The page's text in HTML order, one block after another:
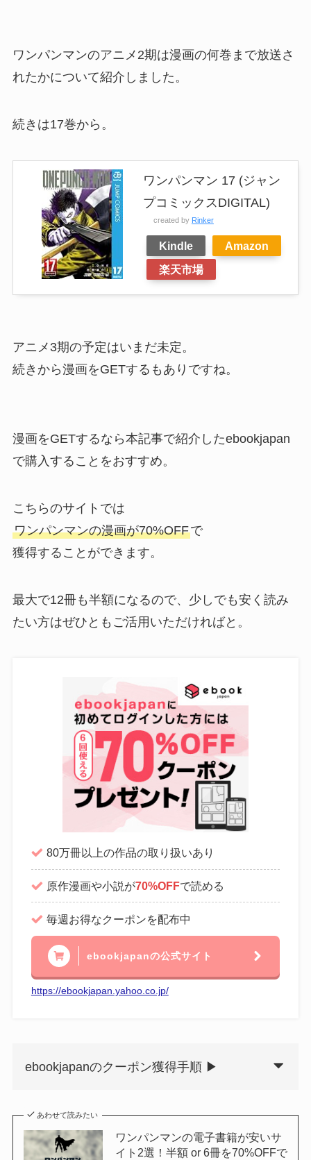
ワンパンマンのアニメ2期は漫画の何巻まで放送さ
れたかについて紹介しました。
続きは17巻から。
ワンパンマン 17 (ジャン
プコミックスDIGITAL)
created by Rinker
Kindle
Amazon
楽天市場
アニメ3期の予定はいまだ未定。
続きから漫画をGETするもありですね。
漫画をGETするなら本記事で紹介したebookjapan
で購入することをおすすめ。
こちらのサイトでは
ワンパンマンの漫画が70%OFFで
獲得することができます。
最大で12冊も半額になるので、少しでも安く読み
たい方はぜひともご活用いただければと。
80万冊以上の作品の取り扱いあり
原作漫画や小説が70%OFFで読める
毎週お得なクーポンを配布中
ebookjapanの公式サイト
https://ebookjapan.yahoo.co.jp/
ebookjapanのクーポン獲得手順 ▶
あわせて読みたい
ワンパンマンの電子書籍が安いサ
イト2選！半額 or 6冊を70%OFFで